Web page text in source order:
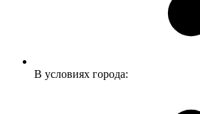
В условиях города: